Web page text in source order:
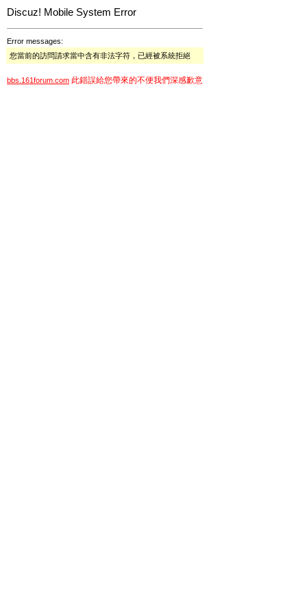
Discuz! Mobile System Error
Error messages:
您當前的訪問請求當中含有非法字符，已經被系統拒絕
bbs.161forum.com 此錯誤給您帶來的不便我們深感歉意